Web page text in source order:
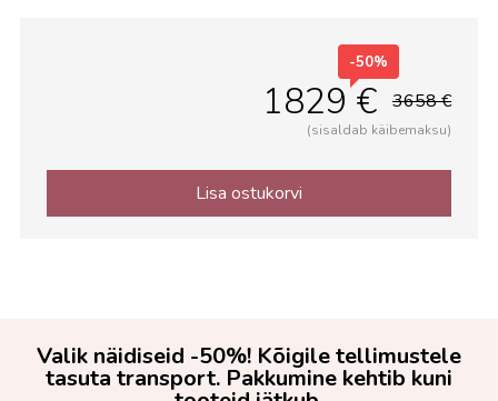
1829 €
-50%
3658 €
(sisaldab käibemaksu)
Lisa ostukorvi
Valik näidiseid -50%! Kõigile tellimustele
tasuta transport. Pakkumine kehtib kuni